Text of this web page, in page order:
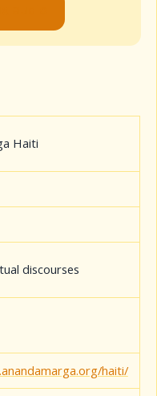
Haiti
discourses
haiti/